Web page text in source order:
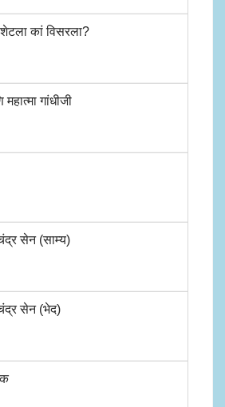
कां विसरला?
गांधीजी
सेन (साम्य)
सेन (भेद)